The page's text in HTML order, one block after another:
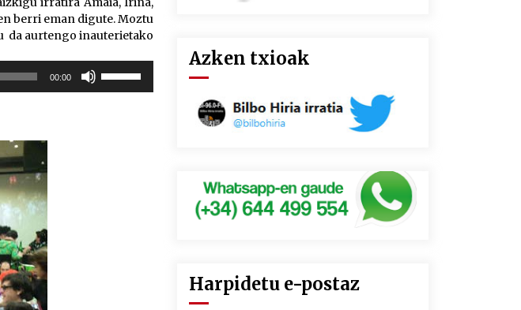
berri eman digute. Moztu
da aurtengo inauterietako
00:00
Azken txioak
Harpidetu e-postaz